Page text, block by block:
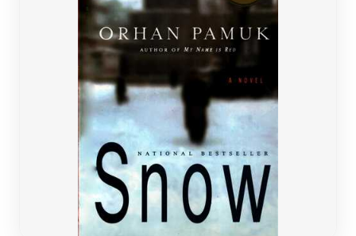
کودک و نوجوان
ادبیات روسیه
ادبیات آمریکای لاتین
ادبیات ترکیه
ادبیات آسیا
سایر کشورهای اروپا
داستان کوتاه